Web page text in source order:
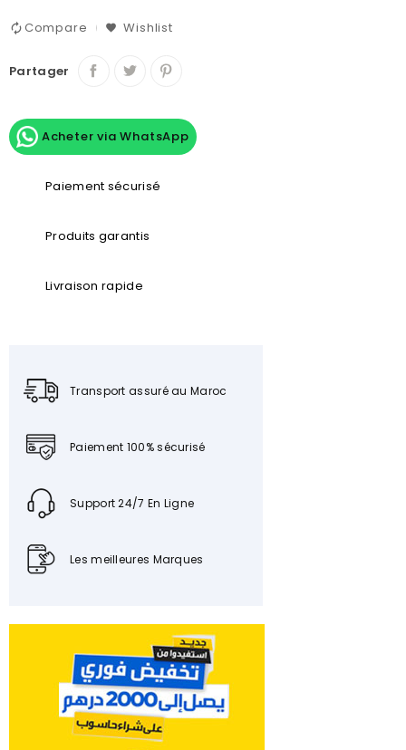
Compare Wishlist
Partager
Acheter via WhatsApp
Paiement sécurisé
Produits garantis
Livraison rapide
Transport assuré au Maroc
Paiement 100% sécurisé
Support 24/7 En Ligne
Les meilleures Marques